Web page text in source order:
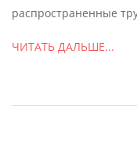
распространенные
ЧИТАТЬ ДАЛЬШЕ...